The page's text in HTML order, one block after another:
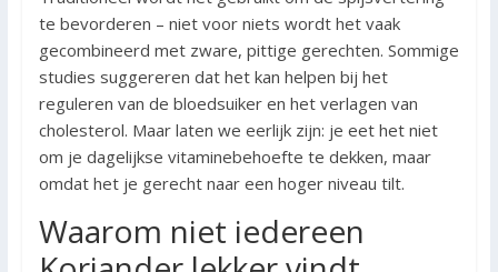
te bevorderen – niet voor niets wordt het vaak
gecombineerd met zware, pittige gerechten. Sommige
studies suggereren dat het kan helpen bij het
reguleren van de bloedsuiker en het verlagen van
cholesterol. Maar laten we eerlijk zijn: je eet het niet
om je dagelijkse vitaminebehoefte te dekken, maar
omdat het je gerecht naar een hoger niveau tilt.
Waarom niet iedereen